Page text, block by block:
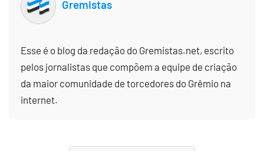
Gremistas
Esse é o blog da redação do Gremistas.net, escrito
pelos jornalistas que compõem a equipe de criação
da maior comunidade de torcedores do Grêmio na
internet.